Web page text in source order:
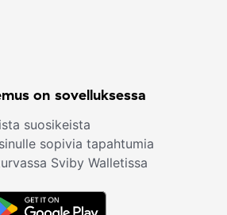
on sovelluksessa
suosikeista
sopivia tapahtumia
Sviby Walletissa